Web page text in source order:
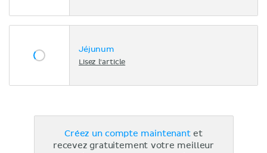
Jéjunum
Lisez l'article
Créez un compte maintenantet
recevez gratuitement votre meilleur